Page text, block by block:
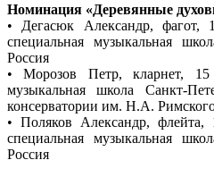
Номинация «Деревянные
• Дегасюк Александр, фагот,
специальная музыкальная
Россия
• Морозов Петр, кларнет, 15
музыкальная школа Санкт-
консерватории им. Н.А.
• Поляков Александр, флейта,
специальная музыкальная
Россия